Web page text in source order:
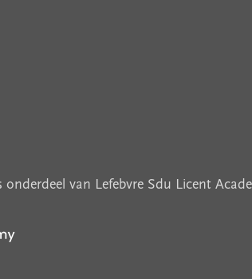
van Lefebvre Sdu Licent